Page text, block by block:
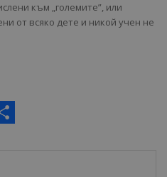
към „големите”, или
от всяко дете и никой учен не